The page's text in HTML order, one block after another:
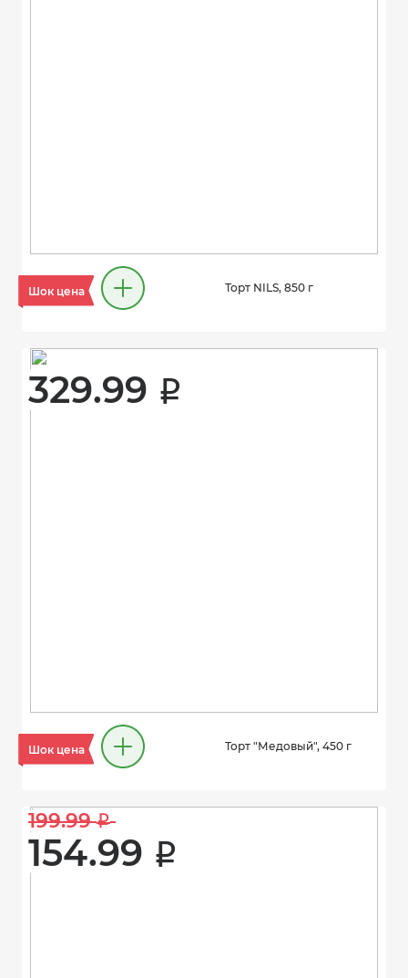
Шок цена Торт NILS, 850 г
329.99 i
Шок цена Торт "Медовый", 450 г
199.99 i
154.99 i